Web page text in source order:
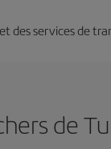
des services de
de